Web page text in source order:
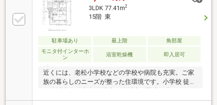
3LDK 77.41m2
15階 東
駐車場あり 最上階
角部屋
モニタ付インターホ
ン
浴室乾燥機 即入居可
近くには、老松小学校などの学校や病院も充実。ご家
族の暮らしのニーズが整った住環境です。小学校 徒歩
駐車場、ペット相談、角住戸、設計住宅性能評価書、